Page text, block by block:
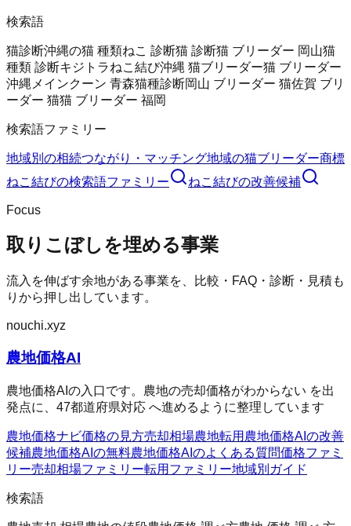
検索語
猫診断沖縄の猫 種類ねこ 診断猫 診断猫 ブリーダー 岡山猫
種類 診断キジトラねこ結び沖縄 猫ブリーダー猫 ブリーダー
沖縄 メインクーン 青森猫種診断岡山 ブリーダー 猫佐賀 ブリ
ーダー 猫猫 ブリーダー 福岡
検索語ファミリー
地域別の相続つながり・マッチング地域の猫ブリーダー商標
ねこ結びの検索語ファミリー ねこ結びの改善候補
Focus
取りこぼしを埋める事業
流入を伸ばす余地がある事業を、比較・FAQ・診断・見積も
りから押し出しています。
nouchi.xyz
農地価格AI
農地価格AIの入口です。農地の売却価格がわからない を出
発点に、47都道府県対応 へ進めるように整理しています
農地価格ナビ価格の見方売却相場農地転用 農地価格AIの改善
候補農地価格AIの無料農地価格AIのよくある質問価格ファミ
リー売却相場ファミリー転用ファミリー地域別ガイド
検索語